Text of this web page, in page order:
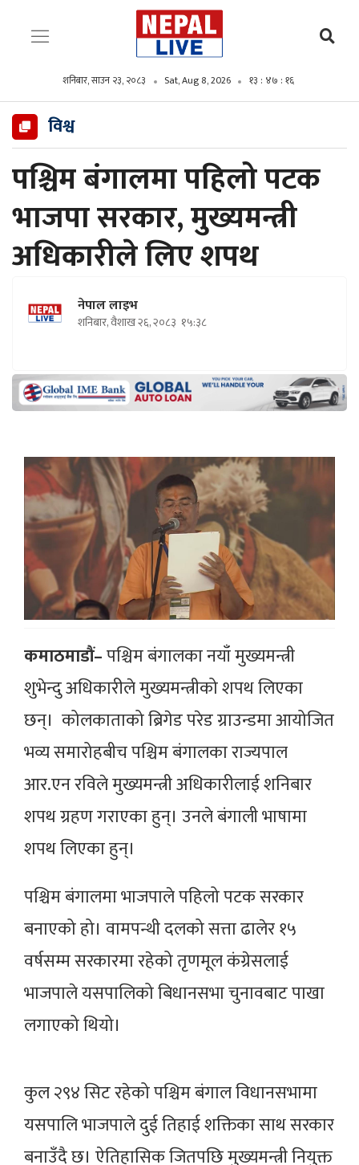
शनिबार, साउन २३, २०८३ Sat, Aug 8, 2026 १३ : ४७ : १८
विश्व
पश्चिम बंगालमा पहिलो पटक
भाजपा सरकार, मुख्यमन्त्री
अधिकारीले लिए शपथ
नेपाल लाइभ
शनिबार, वैशाख २६, २०८३ १५:३८
कमाठमाडौं–पश्चिम बंगालका नयाँ मुख्यमन्त्री
शुभेन्दु अधिकारीले मुख्यमन्त्रीको शपथ लिएका
छन्। कोलकाताको ब्रिगेड परेड ग्राउन्डमा आयोजित
भव्य समारोहबीच पश्चिम बंगालका राज्यपाल
आर.एन रविले मुख्यमन्त्री अधिकारीलाई शनिबार
शपथ ग्रहण गराएका हुन्। उनले बंगाली भाषामा
शपथ लिएका हुन्।
पश्चिम बंगालमा भाजपाले पहिलो पटक सरकार
बनाएको हो। वामपन्थी दलको सत्ता ढालेर १५
वर्षसम्म सरकारमा रहेको तृणमूल कंग्रेसलाई
भाजपाले यसपालिको बिधानसभा चुनावबाट पाखा
लगाएको थियो।
कुल २९४ सिट रहेको पश्चिम बंगाल विधानसभामा
यसपालि भाजपाले दुई तिहाई शक्तिका साथ सरकार
बनाउँदै छ। ऐतिहासिक जितपछि मुख्यमन्त्री नियुक्त